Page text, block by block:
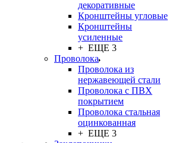
декоративные
Кронштейны угловые
Кронштейны
усиленные
+ ЕЩЕ 3
Проволока
Проволока из
нержавеющей стали
Проволока с ПВХ
покрытием
Проволока стальная
оцинкованная
+ ЕЩЕ 3